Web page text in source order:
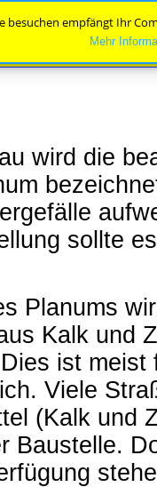
wird die
sollte
Planums
Kalk und
ist meist
Viele
(Kalk und
Baustelle.
besuchen empfängt Ihr
Mehr